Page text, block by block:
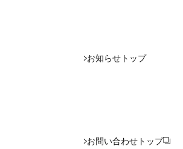
お知らせ トップ
お問い合わせ トップ